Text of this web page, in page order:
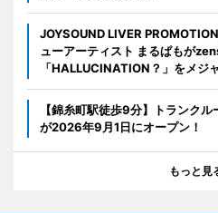
JOYSOUND LIVER
ューアーティスト まるぱもが
「HALLUCINATION？」をメジ
【錦糸町駅徒歩9分】トランク
が2026年9月1日にオープン！
もっと見